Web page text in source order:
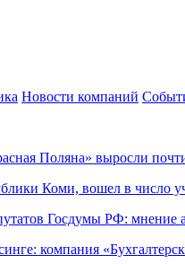
Новости компаний
Поляна» выросли
Коми, вошел в число
Госдумы РФ: мнение
компания